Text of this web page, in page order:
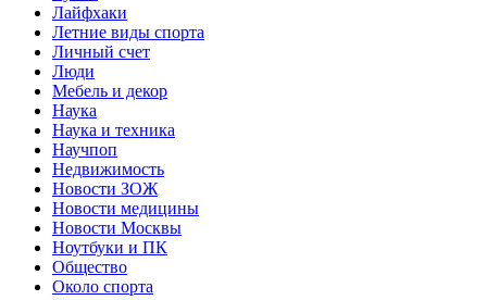
Лайфхаки
Летние виды спорта
Личный счет
Люди
Мебель и декор
Наука
Наука и техника
Научпоп
Недвижимость
Новости ЗОЖ
Новости медицины
Новости Москвы
Ноутбуки и ПК
Общество
Около спорта